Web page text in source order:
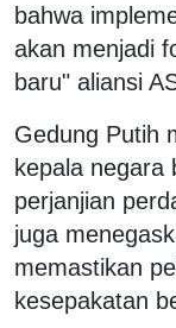
bahwa
akan menjadi
baru" aliansi
Gedung Putih
kepala negara
perjanjian
juga
memastikan
kesepakatan